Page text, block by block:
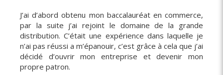
J’ai d’abord obtenu mon baccalauréat en commerce,
par la suite j’ai rejoint le domaine de la grande
distribution. C’était une expérience dans laquelle je
n’ai pas réussi a m’épanouir, c’est grâce à cela que j’ai
décidé d’ouvrir mon entreprise et devenir mon
propre patron.